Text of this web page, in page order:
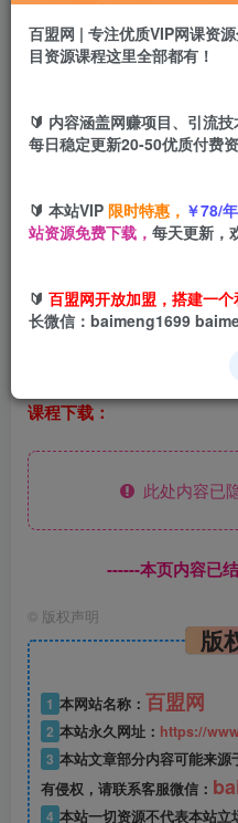
盟币
立
的一波封口风口项目，
课程下载：
此处内容已
------本页内容已
© 版权声明
版
1 本网站名称： 百盟网
2 本站永久网址： https://
3 本站文章部分内容可能来
有侵权，请联系客服微信：
4 本站一切资源不代表本站
百盟网 | 专注优质VIP网课资
目资源课程这里全部都有！
🔰 内容涵盖网赚项目、引流
每日稳定更新20-50优质付费
🔰 本站VIP 限时特惠， ￥78/
站资源免费下载， 每天更新，
🔰 百盟网开放加盟，搭建一
长微信：baimeng1699